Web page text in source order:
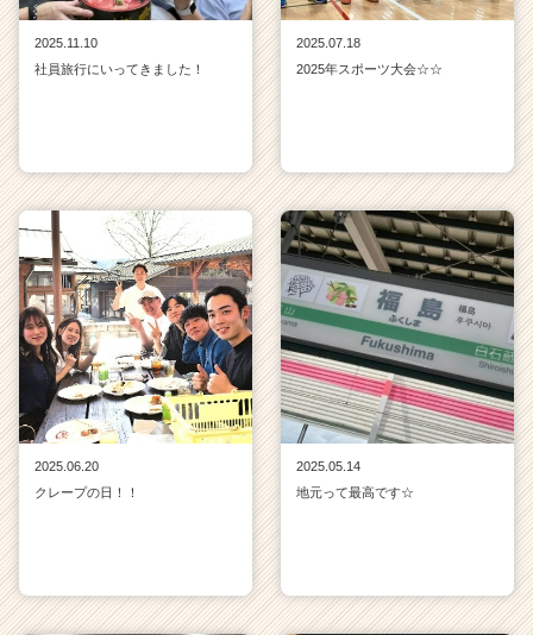
2025.11.10
社員旅行にいってきました！
2025.07.18
2025年スポーツ大会☆☆
2025.06.20
クレープの日！！
2025.05.14
地元って最高です☆